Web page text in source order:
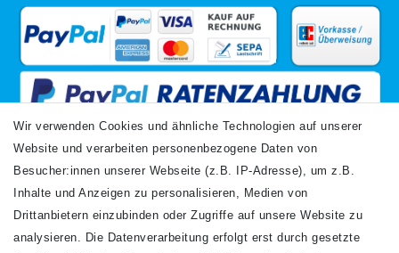
VERSANDARTEN
Wir verwenden Cookies und ähnliche Technologien auf unserer
Website und verarbeiten personenbezogene Daten von
Besucher:innen unserer Webseite (z.B. IP-Adresse), um z.B.
Inhalte und Anzeigen zu personalisieren, Medien von
Drittanbietern einzubinden oder Zugriffe auf unsere Website zu
analysieren. Die Datenverarbeitung erfolgt erst durch gesetzte